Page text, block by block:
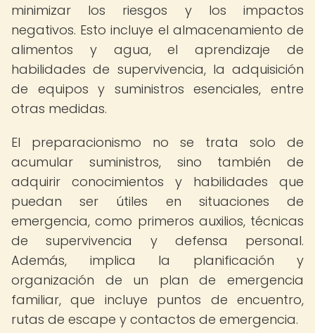
minimizar los riesgos y los impactos
negativos. Esto incluye el almacenamiento de
alimentos y agua, el aprendizaje de
habilidades de supervivencia, la adquisición
de equipos y suministros esenciales, entre
otras medidas.
El preparacionismo no se trata solo de
acumular suministros, sino también de
adquirir conocimientos y habilidades que
puedan ser útiles en situaciones de
emergencia, como primeros auxilios, técnicas
de supervivencia y defensa personal.
Además, implica la planificación y
organización de un plan de emergencia
familiar, que incluye puntos de encuentro,
rutas de escape y contactos de emergencia.